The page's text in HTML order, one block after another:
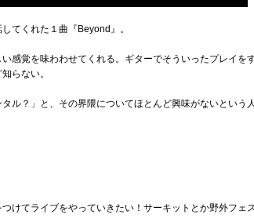
てくれた１曲『Beyond』。
感覚を味わわせてくれる。ギターでそういったプレイを
らない。
ル？」と、その界隈についてほとんど興味がないという
けてライブをやっていきたい！サーキットとか野外フェ